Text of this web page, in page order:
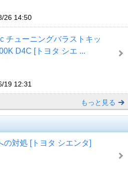
26 14:50
チューニングバラストキッ
D4C [トヨタ シエ ...
19 12:31
もっと見る
の対処 [トヨタ シエンタ]